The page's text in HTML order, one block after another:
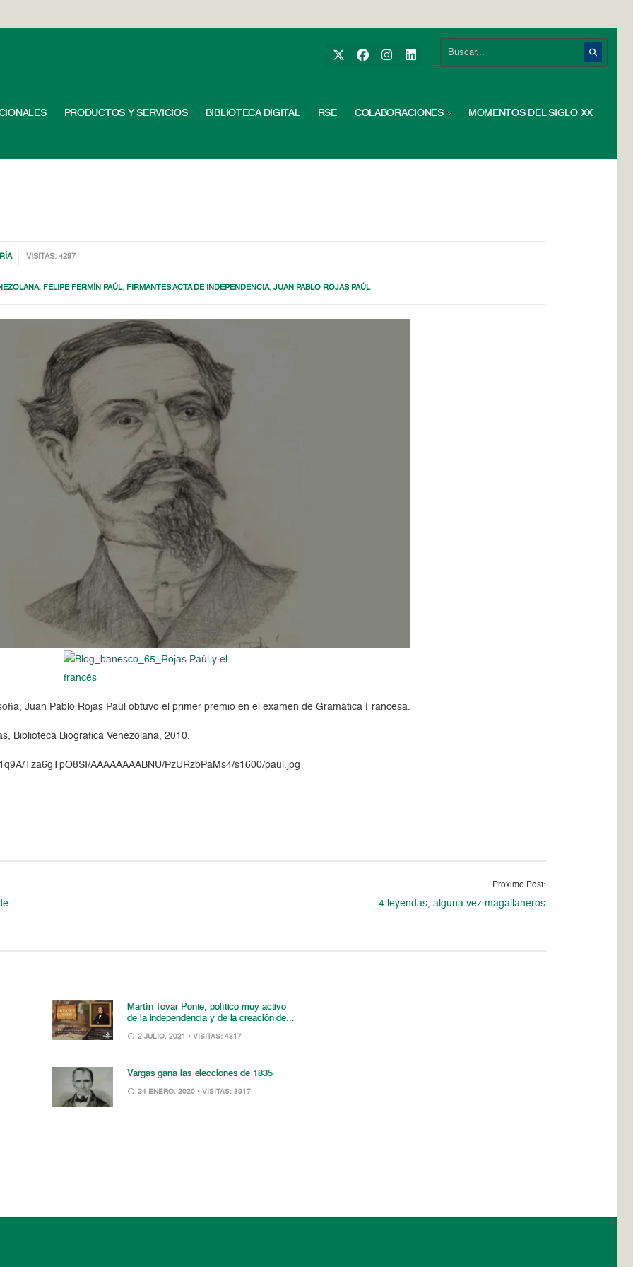
PRODUCTOS Y SERVICIOS BIBLIOTECA DIGITAL RSE COLABORACIONES MOMENTOS DEL SIGLO XX
VISITAS: 4297
, FELIPE FERMÍN PAÚL, FIRMANTES ACTA DE INDEPENDENCIA,JUAN PABLO ROJAS PAÚL
Juan Pablo Rojas Paúl obtuvo el primer premio en el examen de Gramática Francesa.
Biblioteca Biográfica Venezolana, 2010.
Tza6gTpO8SI/AAAAAAAABNU/PzURzbPaMs4/s1600/paul.jpg
Proximo Post:
4 leyendas, alguna vez magallaneros
Martín Tovar Ponte, político muy activo
de la independencia y de la creación de...
2 JULIO, 2021 • VISITAS: 4317
Vargas gana las elecciones de 1835
24 ENERO, 2020 • VISITAS: 3917